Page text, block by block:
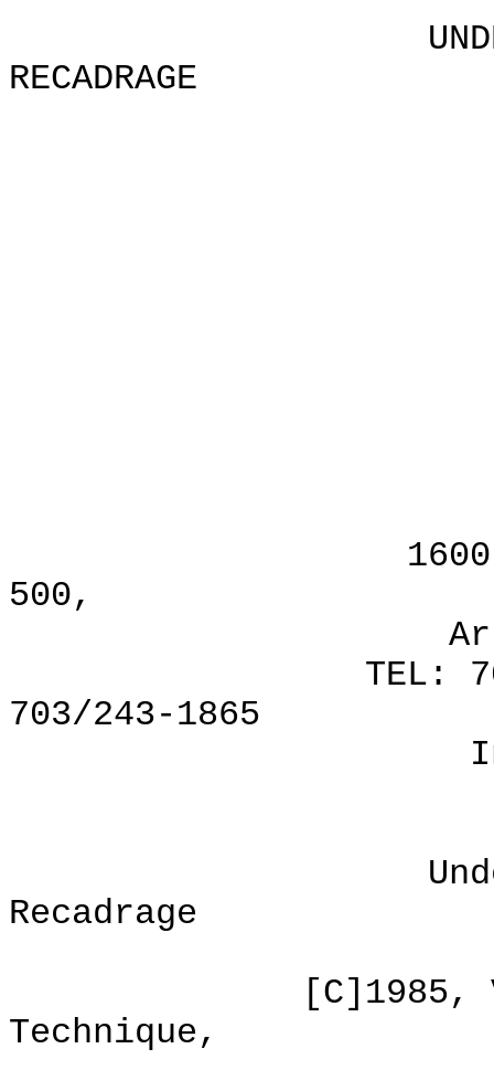
RECADRAGE
1600 Wilson
500,
Arlington,
TEL: 703/276-
703/243-1865
Internet: pr
Recadrage
[C]1985,
Technique,